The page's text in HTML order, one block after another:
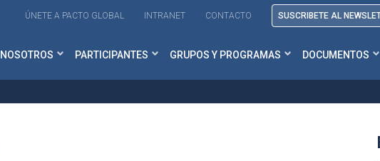
ÚNETE A PACTO GLOBAL INTRANET CONTACTO SUSCRIBETE AL
NOSOTROS PARTICIPANTES GRUPOS Y PROGRAMAS DOCUMENTOS